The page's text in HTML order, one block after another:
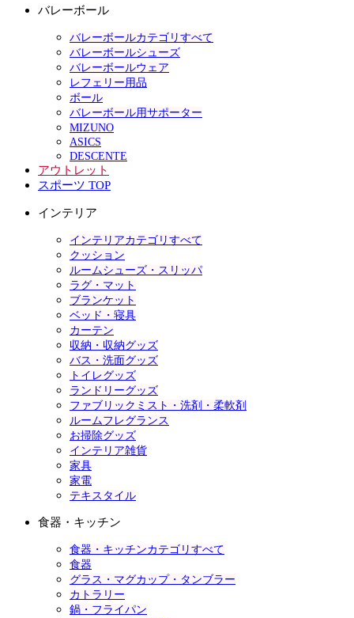
バレーボール
バレーボールカテゴリすべて
バレーボールシューズ
バレーボールウェア
レフェリー用品
ボール
バレーボール用サポーター
MIZUNO
ASICS
DESCENTE
アウトレット
スポーツ TOP
インテリア
インテリアカテゴリすべて
クッション
ルームシューズ・スリッパ
ラグ・マット
ブランケット
ベッド・寝具
カーテン
収納・収納グッズ
バス・洗面グッズ
トイレグッズ
ランドリーグッズ
ファブリックミスト・洗剤・柔軟剤
ルームフレグランス
お掃除グッズ
インテリア雑貨
家具
家電
テキスタイル
食器・キッチン
食器・キッチンカテゴリすべて
食器
グラス・マグカップ・タンブラー
カトラリー
鍋・フライパン